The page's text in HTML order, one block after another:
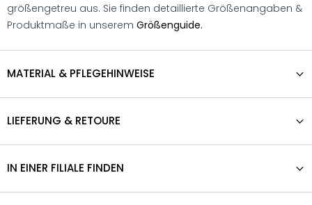
größengetreu aus. Sie finden detaillierte Größenangaben &
Produktmaße in unserem Größenguide.
MATERIAL & PFLEGEHINWEISE
LIEFERUNG & RETOURE
IN EINER FILIALE FINDEN